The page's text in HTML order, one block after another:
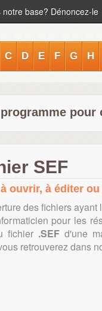
base? Dénoncez-le
C D E F G H
SEF
ouvrir, à éditer
des fichiers
pour les
fichier .SEF d'une
retrouverez dans